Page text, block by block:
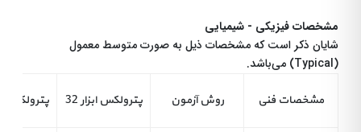
مشخصات فیزیکی - شیمیایی
شایان ذکر است که مشخصات ذیل به صورت متوسط معمول
(Typical) می‌باشد.
مشخصات فنی روش آزمون پترولکس ابزار 32 پترولکس